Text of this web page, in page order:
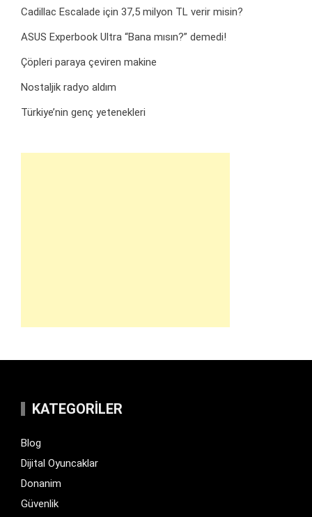
Cadillac Escalade için 37,5 milyon TL verir misin?
ASUS Experbook Ultra “Bana mısın?” demedi!
Çöpleri paraya çeviren makine
Nostaljik radyo aldım
Türkiye’nin genç yetenekleri
KATEGORILER
Blog
Dijital Oyuncaklar
Donanim
Güvenlik